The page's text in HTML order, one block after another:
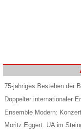
75-jähriges Bestehen der
Doppelter internationaler
Ensemble Modern:
Moritz Eggert. UA im